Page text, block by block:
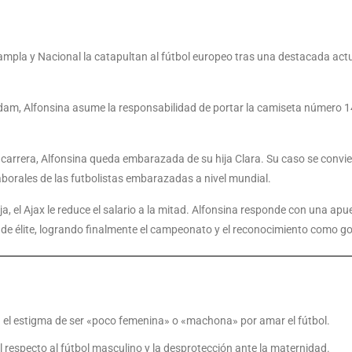
y Nacional la catapultan al fútbol europeo tras una destacada
Alfonsina asume la responsabilidad de portar la camiseta número
Alfonsina queda embarazada de su hija Clara. Su caso se
de las futbolistas embarazadas a nivel mundial.
el Ajax le reduce el salario a la mitad. Alfonsina responde con una
élite, logrando finalmente el campeonato y el reconocimiento como
estigma de ser «poco femenina» o «machona» por amar el fútbol.
al fútbol masculino y la desprotección ante la maternidad.